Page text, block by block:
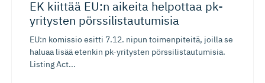
EK kiittää EU:n aikeita helpottaa pk-
yritysten pörssilis­tau­tumisia
EU:n komissio esitti 7.12. nipun toimenpiteitä, joilla se
haluaa lisää etenkin pk-yritysten pörssilistautumisia.
Listing Act...